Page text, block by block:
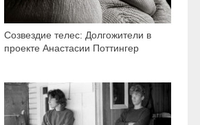
Созвездие телес: Долгожители в
проекте Анастасии Поттингер
8 930